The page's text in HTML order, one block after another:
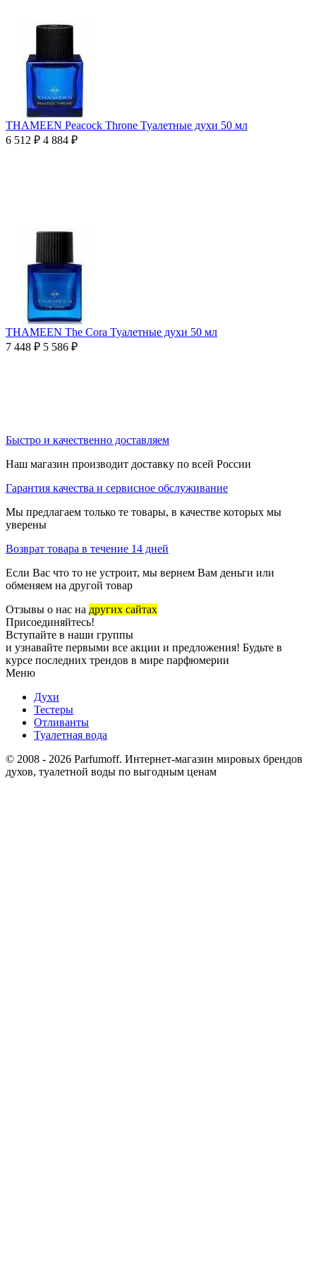
THAMEEN Peacock Throne Туалетные духи 50 мл
6 512 ₽ 4 884 ₽
THAMEEN The Cora Туалетные духи 50 мл
7 448 ₽ 5 586 ₽
Быстро и качественно доставляем
Наш магазин производит доставку по всей России
Гарантия качества и сервисное обслуживание
Мы предлагаем только те товары, в качестве которых мы
уверены
Возврат товара в течение 14 дней
Если Вас что то не устроит, мы вернем Вам деньги или
обменяем на другой товар
Отзывы о нас на других сайтах
Присоединяйтесь!
Вступайте в наши группы
и узнавайте первыми все акции и предложения! Будьте в
курсе последних трендов в мире парфюмерии
Меню
Духи
Тестеры
Отливанты
Туалетная вода
© 2008 - 2026 Parfumoff. Интернет-магазин мировых брендов
духов, туалетной воды по выгодным ценам